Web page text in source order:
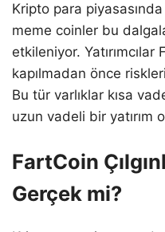
Kripto para
meme coinler bu
etkileniyor.
kapılmadan önce
Bu tür varlıklar kısa
uzun vadeli bir yatırım
FartCoin
Gerçek mi?